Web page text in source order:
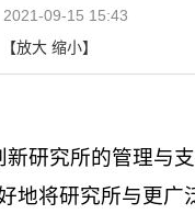
2021-09-15 15:43
【放大 缩小】
研究所的管理与
地将研究所与更